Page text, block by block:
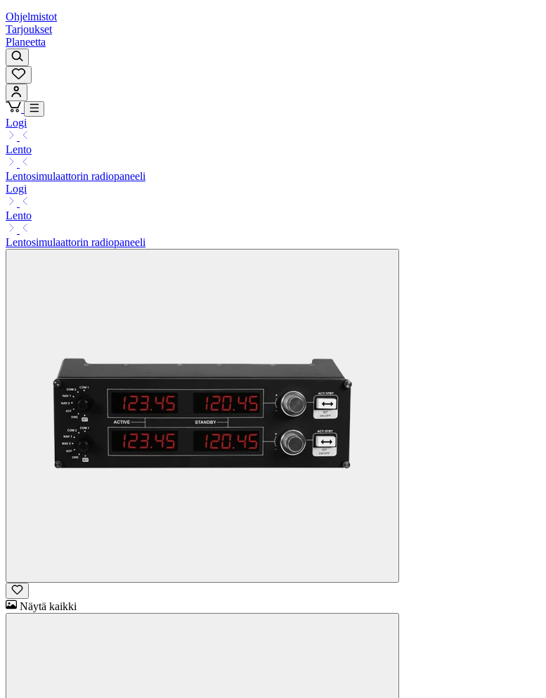
Ohjelmistot
Tarjoukset
Planeetta
Logi
Lento
Lentosimulaattorin radiopaneeli
Logi
Lento
Lentosimulaattorin radiopaneeli
Näytä kaikki